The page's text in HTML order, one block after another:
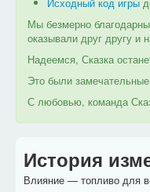
Мы безмерно
оказывали друг другу и
Надеемся, Сказка
Это были
С любовью, команда
История
Влияние — топливо для